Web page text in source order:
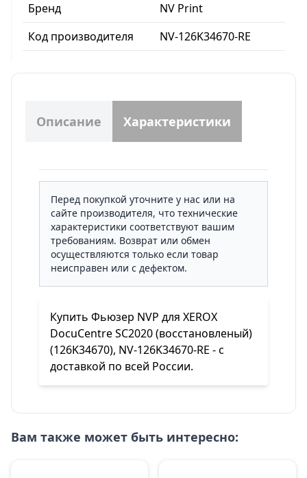
Бренд
NV Print
Код производителя
NV-126K34670-RE
Описание Характеристики
Перед покупкой уточните у нас или на
сайте производителя, что технические
характеристики соответствуют вашим
требованиям. Возврат или обмен
осуществляются только если товар
неисправен или с дефектом.
Купить Фьюзер NVP для XEROX
DocuCentre SC2020 (восстановленый)
(126K34670), NV-126K34670-RE - с
доставкой по всей России.
Вам также может быть интересно: